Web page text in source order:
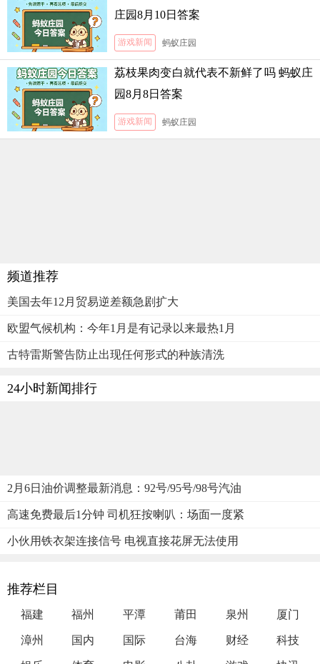
庄园8月10日答案
游戏新闻 蚂蚁庄园
荔枝果肉变白就代表不新鲜了吗 蚂蚁庄
园8月8日答案
游戏新闻 蚂蚁庄园
频道推荐
美国去年12月贸易逆差额急剧扩大
欧盟气候机构：今年1月是有记录以来最热1月
古特雷斯警告防止出现任何形式的种族清洗
24小时新闻排行
2月6日油价调整最新消息：92号/95号/98号汽油
高速免费最后1分钟 司机狂按喇叭：场面一度紧
小伙用铁衣架连接信号 电视直接花屏无法使用
推荐栏目
福建 福州 平潭 莆田 泉州 厦门
漳州 国内 国际 台海 财经 科技